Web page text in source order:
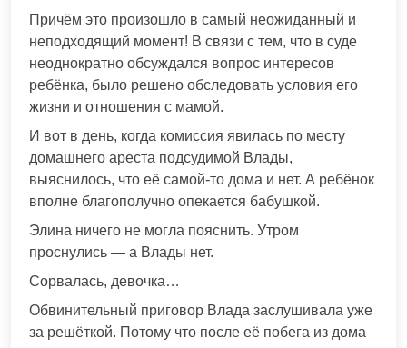
Причём это произошло в самый неожиданный и
неподходящий момент! В связи с тем, что в суде
неоднократно обсуждался вопрос интересов
ребёнка, было решено обследовать условия его
жизни и отношения с мамой.
И вот в день, когда комиссия явилась по месту
домашнего ареста подсудимой Влады,
выяснилось, что её самой-то дома и нет. А ребёнок
вполне благополучно опекается бабушкой.
Элина ничего не могла пояснить. Утром
проснулись — а Влады нет.
Сорвалась, девочка…
Обвинительный приговор Влада заслушивала уже
за решёткой. Потому что после её побега из дома